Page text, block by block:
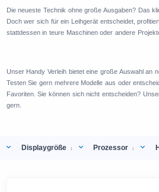
Die neueste Technik ohne große Ausgaben? Das
Doch wer sich für ein Leihgerät entscheidet,
stattdessen in teure Maschinen oder andere
Unser Handy Verleih bietet eine große Auswahl an
Testen Sie gern mehrere Modelle aus oder
Favoriten. Sie können sich nicht entscheiden?
gern.
Displaygröße : Prozessor :